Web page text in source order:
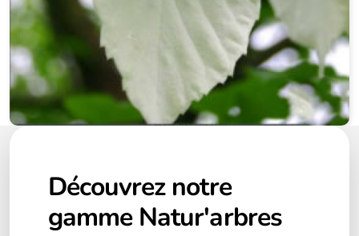
Découvrez notre
gamme Natur'arbres